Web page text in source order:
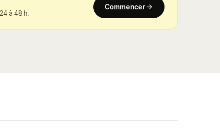
à 48 h.
Commencer